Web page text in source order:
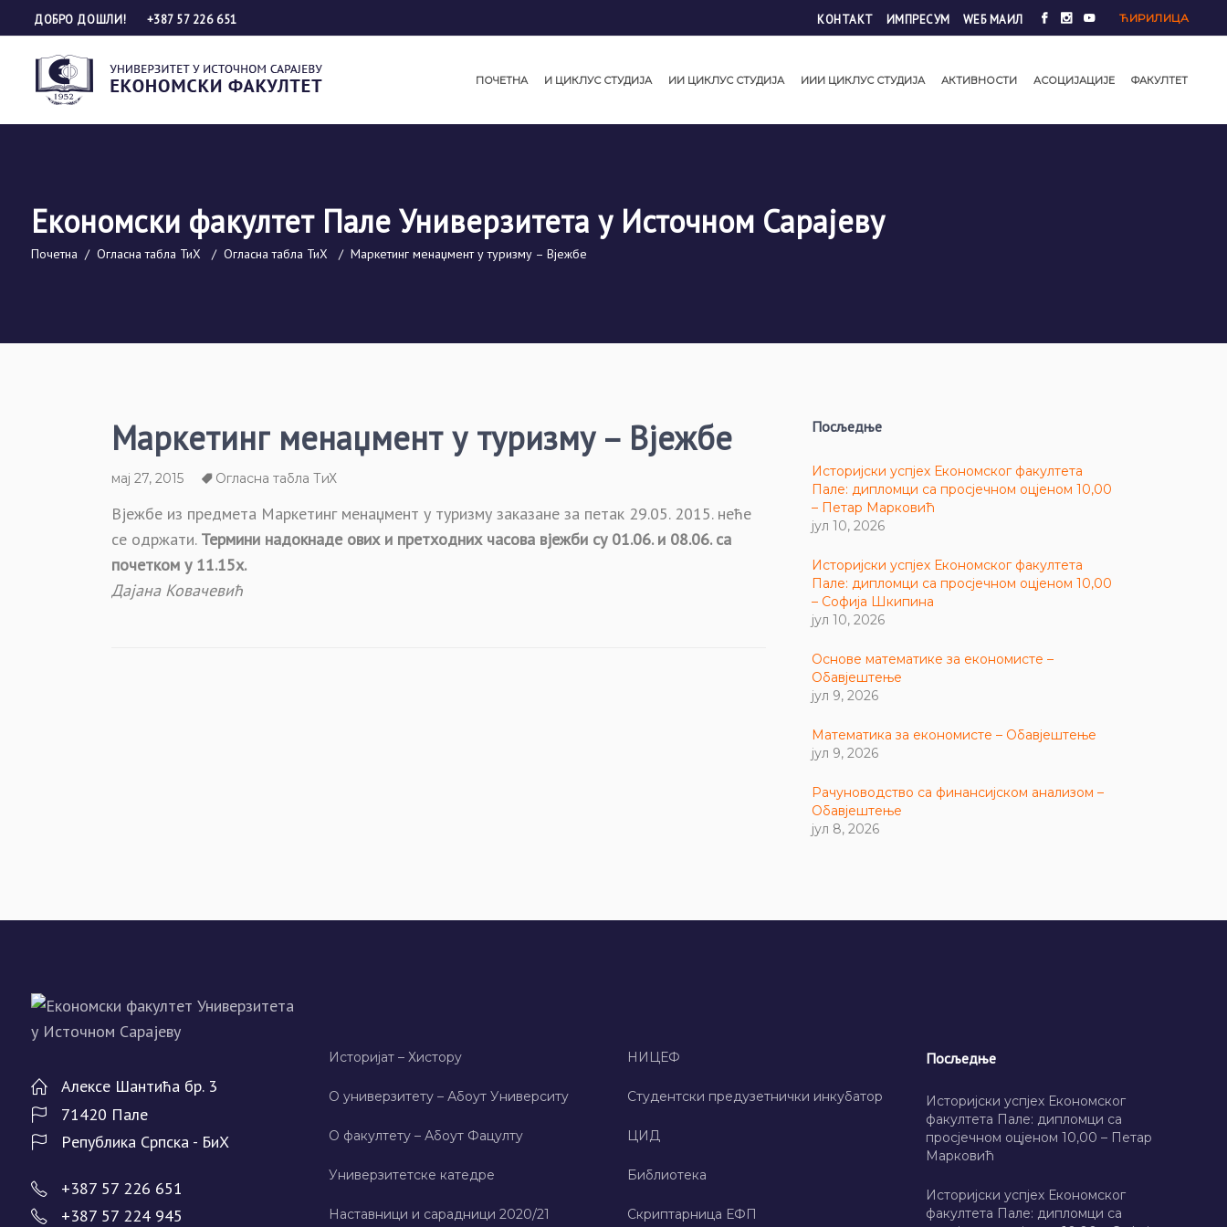
ДОБРО ДОШЛИ! +387 57 226 651 КОНТАКТ ИМПРЕСУМ WЕБ МАИЛ ЋИРИЛИЦА
ПОЧЕТНА И ЦИКЛУС СТУДИЈА ИИ ЦИКЛУС СТУДИЈА ИИИ ЦИКЛУС СТУДИЈА АКТИВНОСТИ АСОЦИЈАЦИЈЕ ФАКУЛТЕТ
Економски факултет Пале Универзитета у Источном Сарајеву
Почетна / Огласна табла ТиХ / Огласна табла ТиХ / Маркетинг менаџмент у туризму – Вјежбе
Маркетинг менаџмент у туризму – Вјежбе
мај 27, 2015 Огласна табла ТиХ
Вјежбе из предмета Маркетинг менаџмент у туризму заказане за петак 29.05. 2015. неће
се одржати. Термини надокнаде ових и претходних часова вјежби су 01.06. и 08.06. са
почетком у 11.15х.
Дајана Ковачевић
Посљедње
Историјски успјех Економског факултета
Пале: дипломци са просјечном оцјеном 10,00
– Петар Марковић
јул 10, 2026
Историјски успјех Економског факултета
Пале: дипломци са просјечном оцјеном 10,00
– Софија Шкипина
јул 10, 2026
Основе математике за економисте –
Обавјештење
јул 9, 2026
Математика за економисте – Обавјештење
јул 9, 2026
Рачуноводство са финансијском анализом –
Обавјештење
јул 8, 2026
Алeксe Шантића бр. 3
71420 Палe
Рeпублика Српска - БиХ
+387 57 226 651
+387 57 224 945
Историјат – Хисторy
О универзитету – Абоут Университy
О факултету – Абоут Фацултy
Универзитетске катедре
Наставници и сарадници 2020/21
НИЦЕФ
Студентски предузетнички инкубатор
ЦИД
Библиотека
Скриптарница ЕФП
Посљедње
Историјски успјех Економског
факултета Пале: дипломци са
просјечном оцјеном 10,00 – Петар
Марковић
Историјски успјех Економског
факултета Пале: дипломци са